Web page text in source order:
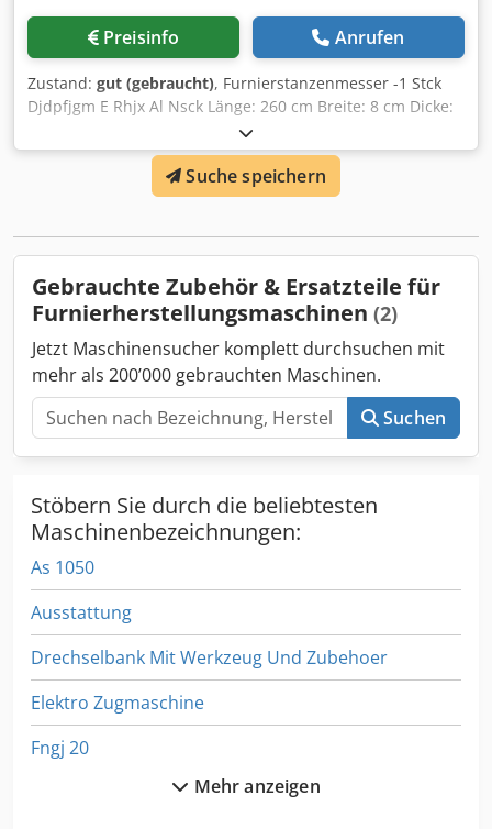
Preisinfo Anrufen
Zustand: gut (gebraucht), Furnierstanzenmesser -1 Stck
Djdpfjgm E Rhjx Al Nsck Länge: 260 cm Breite: 8 cm Dicke:
0,13cm -1 Stck. Länge: 260cm Breite: 9 cm Dicke: 0,13cm
Suche speichern
Gebrauchte Zubehör & Ersatzteile für
Furnierherstellungsmaschinen (2)
Jetzt Maschinensucher komplett durchsuchen mit
mehr als 200’000 gebrauchten Maschinen.
Suchen
Stöbern Sie durch die beliebtesten
Maschinenbezeichnungen:
As 1050
Ausstattung
Drechselbank Mit Werkzeug Und Zubehoer
Elektro Zugmaschine
Fngj 20
Mehr anzeigen